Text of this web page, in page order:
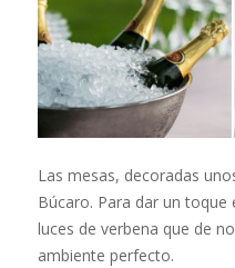
Las mesas, decoradas
Búcaro. Para dar un toque
luces de verbena que de
ambiente perfecto.